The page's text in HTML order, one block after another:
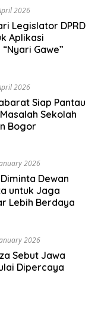
2026
Legislator DPRD
Aplikasi
Gawe”
2026
Siap Pantau
Sekolah
Bogor
2026
Dewan
untuk Jaga
Lebih Berdaya
2026
Sebut Jawa
Dipercaya